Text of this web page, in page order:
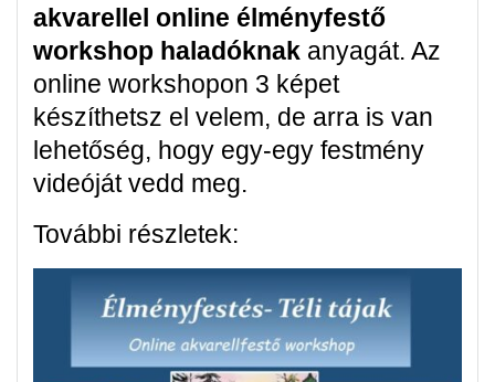
akvarellel online élményfestő
workshop haladóknak anyagát. Az
online workshopon 3 képet
készíthetsz el velem, de arra is van
lehetőség, hogy egy-egy festmény
videóját vedd meg.
További részletek: